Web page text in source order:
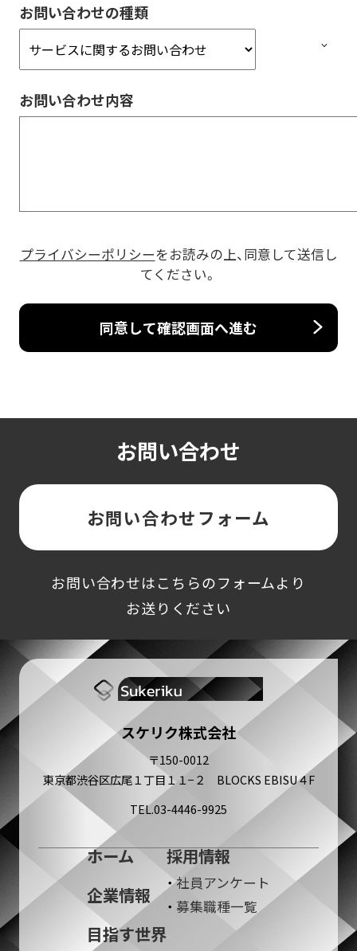
お問い合わせの種類
お問い合わせ内容
プライバシーポリシーをお読みの上、同意して送信し
てください。
お問い合わせ
お問い合わせフォーム
お問い合わせはこちらのフォームより
お送りください
スケリク株式会社
〒150-0012
東京都渋谷区広尾１丁目１１−２ BLOCKS EBISU４F
TEL.03-4446-9925
ホーム
企業情報
目指す世界
採用情報
社員アンケート
募集職種一覧